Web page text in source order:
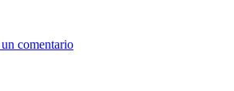
comentario
el asistente virtual de rocio.com.